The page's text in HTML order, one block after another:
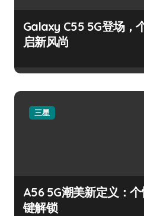
Galaxy C55 5G登场，
启新风尚
三星
A56 5G潮美新定义：
键解锁